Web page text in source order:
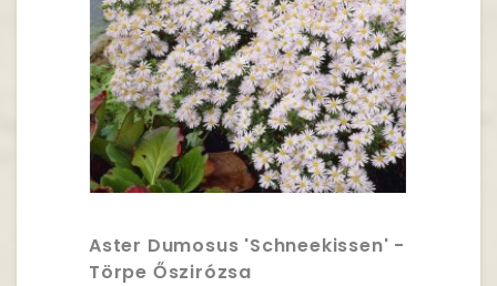
Aster Dumosus 'Schneekissen' -
Törpe Őszirózsa